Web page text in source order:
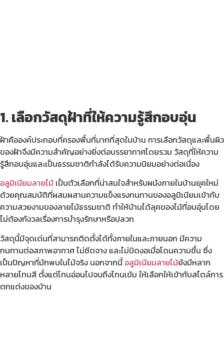
1. เลือกวัสดุฝ้าที่ให้ความรู้สึกอบอุ่น
ฝ้าคือองค์ประกอบที่ครองพื้นที่มากที่สุดในบ้าน การเลือกวัสดุและพื้นผิว
ของฝ้าจึงมีความสำคัญอย่างยิ่งต่อบรรยากาศโดยรวม วัสดุที่ให้ความ
รู้สึกอบอุ่นและเป็นธรรมชาติกำลังได้รับความนิยมอย่างต่อเนื่อง
อลูมิเนียมลายไม้ เป็นตัวเลือกที่น่าสนใจสำหรับผนังภายในบ้านยุคใหม่
ด้วยคุณสมบัติที่ผสมผสานความแข็งแรงทนทานของอลูมิเนียมเข้ากับ
ความสวยงามของลายไม้ธรรมชาติ ทำให้บ้านได้ลุคของไม้ที่อบอุ่นโดย
ไม่ต้องกังวลเรื่องการบำรุงรักษาหรือปลวก
วัสดุนี้มีจุดเด่นที่สามารถติดตั้งได้ทั้งภายในและภายนอก มีความ
ทนทานต่อสภาพอากาศ ไม่ซีดจาง และไม่บิดงอเมื่อโดนความชื้น ซึ่ง
เป็นปัญหาที่มักพบในไม้จริง นอกจากนี้อลูมิเนียมลายไม้ยังมีหลาก
หลายโทนสี ตั้งแต่โทนอ่อนไปจนถึงโทนเข้ม ให้เลือกให้เข้ากับสไตล์การ
ตกแต่งของบ้าน